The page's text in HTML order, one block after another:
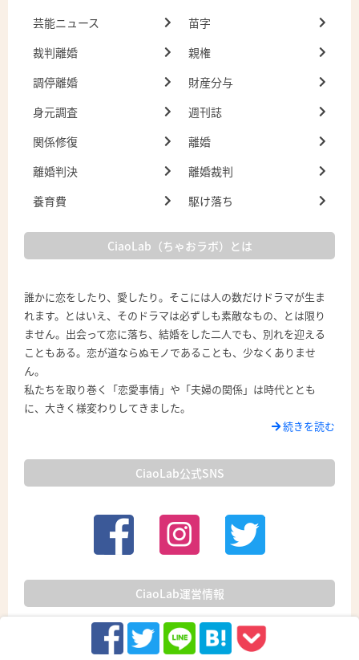
芸能ニュース
苗字
裁判離婚
親権
調停離婚
財産分与
身元調査
週刊誌
関係修復
離婚
離婚判決
離婚裁判
養育費
駆け落ち
CiaoLab（ちゃおラボ）とは
誰かに恋をしたり、愛したり。そこには人の数だけドラマが生ま
れます。とはいえ、そのドラマは必ずしも素敵なもの、とは限り
ません。出会って恋に落ち、結婚をした二人でも、別れを迎える
こともある。恋が道ならぬモノであることも、少なくありませ
ん。
私たちを取り巻く「恋愛事情」や「夫婦の関係」は時代ととも
に、大きく様変わりしてきました。
続きを読む
CiaoLab公式SNS
CiaoLab運営情報
CiaoLabとは